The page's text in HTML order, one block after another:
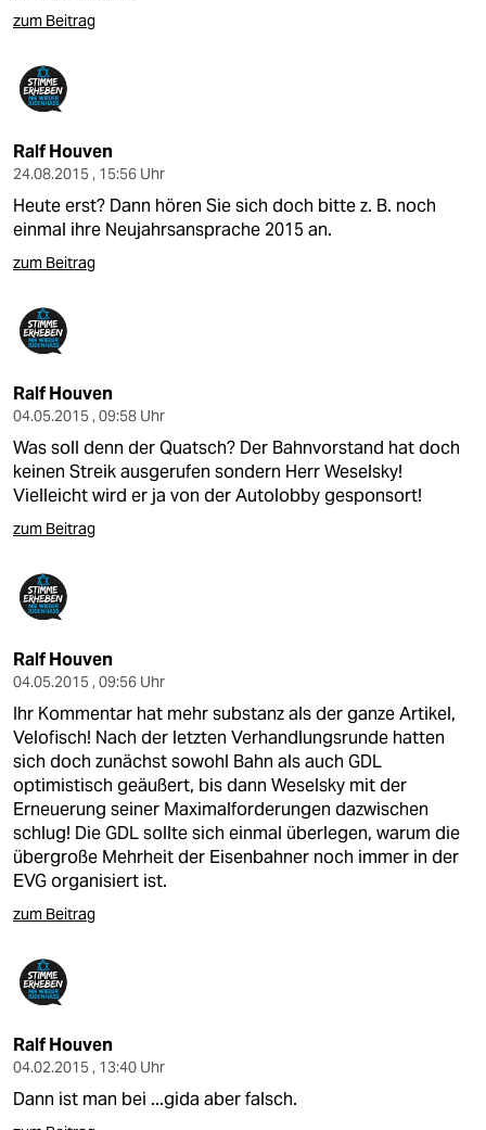
zum Beitrag
Ralf Houven
24.08.2015 , 15:56 Uhr
Heute erst? Dann hören Sie sich doch bitte z. B. noch
einmal ihre Neujahrsansprache 2015 an.
zum Beitrag
Ralf Houven
04.05.2015 , 09:58 Uhr
Was soll denn der Quatsch? Der Bahnvorstand hat doch
keinen Streik ausgerufen sondern Herr Weselsky!
Vielleicht wird er ja von der Autolobby gesponsort!
zum Beitrag
Ralf Houven
04.05.2015 , 09:56 Uhr
Ihr Kommentar hat mehr substanz als der ganze Artikel,
Velofisch! Nach der letzten Verhandlungsrunde hatten
sich doch zunächst sowohl Bahn als auch GDL
optimistisch geäußert, bis dann Weselsky mit der
Erneuerung seiner Maximalforderungen dazwischen
schlug! Die GDL sollte sich einmal überlegen, warum die
übergroße Mehrheit der Eisenbahner noch immer in der
EVG organisiert ist.
zum Beitrag
Ralf Houven
04.02.2015 , 13:40 Uhr
Dann ist man bei ...gida aber falsch.